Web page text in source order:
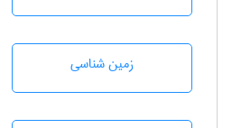
زمين شناسی